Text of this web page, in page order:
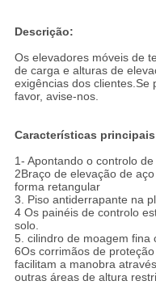
Descrição:
Os elevadores móveis de
de carga e alturas de
exigências dos clientes.Se
favor, avise-nos.
Características
1- Apontando o controlo
2Braço de elevação de
forma retangular
3. Piso antiderrapante na
4 Os painéis de controlo
solo.
5. cilindro de moagem fina
6Os corrimãos de
facilitam a manobra
outras áreas de altura